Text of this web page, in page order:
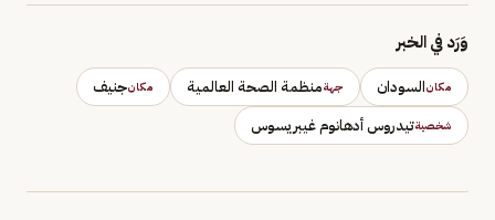
وَرَد في الخبر
مكانالسودان جهةمنظمة الصحة العالمية مكانجنيف
شخصيةتيدروس أدهانوم غيبريسوس